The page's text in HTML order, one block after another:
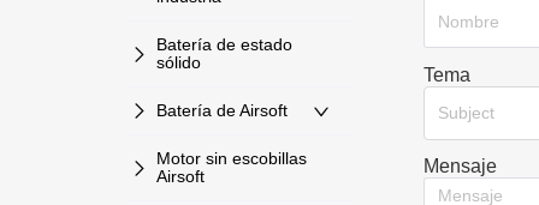
Batería de estado
sólido
Batería de Airsoft
Motor sin escobillas
Airsoft
Tema
Subject
Mensaje